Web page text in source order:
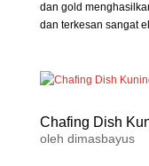
dan gold
dan terkesan sangat
Chafing Dish
oleh dimasbayus